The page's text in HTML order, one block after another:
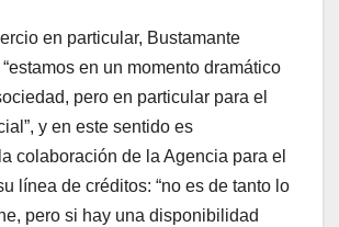
en particular, Bustamante
en un momento dramático
pero en particular para el
y en este sentido es
colaboración de la Agencia para el
línea de créditos: “no es de tanto lo
pero si hay una disponibilidad